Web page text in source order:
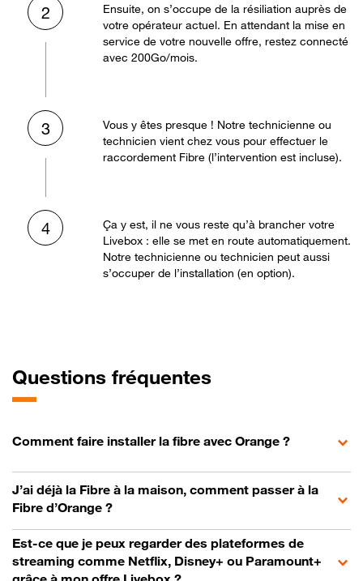
2
Ensuite, on s’occupe de la résiliation auprès de
votre opérateur actuel. En attendant la mise en
service de votre nouvelle offre, restez connecté
avec 200Go/mois.
3
Vous y êtes presque ! Notre technicienne ou
technicien vient chez vous pour effectuer le
raccordement Fibre (l’intervention est incluse).
4
Ça y est, il ne vous reste qu’à brancher votre
Livebox : elle se met en route automatiquement.
Notre technicienne ou technicien peut aussi
s’occuper de l’installation (en option).
Questions fréquentes
Comment faire installer la fibre avec Orange ?
J’ai déjà la Fibre à la maison, comment passer à la
Fibre d’Orange ?
Est-ce que je peux regarder des plateformes de
streaming comme Netflix, Disney+ ou Paramount+